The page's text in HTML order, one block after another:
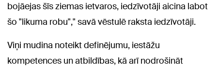
bojāejas šīs ziemas ietvaros, iedzīvotāji aicina labot
šo "likuma robu"," savā vēstulē raksta iedzīvotāji.
Viņi mudina noteikt definējumu, iestāžu
kompetences un atbildības, kā arī nodrošināt